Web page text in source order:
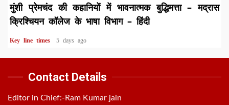
मुंशी प्रेमचंद की कहानियों में भावनात्मक बुद्धिमत्ता – मद्रास
क्रिश्चियन कॉलेज के भाषा विभाग – हिंदी
Key line times 5 days ago
Contact Details
Editor in Chief:-Ram Kumar jain